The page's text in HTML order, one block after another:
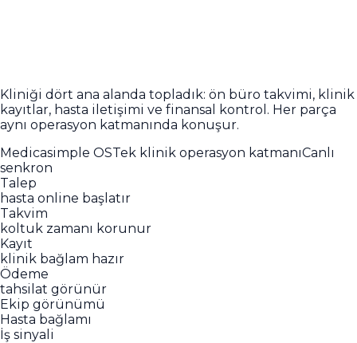
Kliniği dört ana alanda topladık: ön büro takvimi, klinik
kayıtlar, hasta iletişimi ve finansal kontrol. Her parça
aynı operasyon katmanında konuşur.
Medicasimple OSTek klinik operasyon katmanıCanlı
senkron
Talep
hasta online başlatır
Takvim
koltuk zamanı korunur
Kayıt
klinik bağlam hazır
Ödeme
tahsilat görünür
Ekip görünümü
Hasta bağlamı
İş sinyali